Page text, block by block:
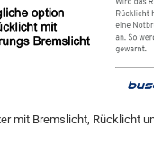
mit Bremslicht, Rücklicht